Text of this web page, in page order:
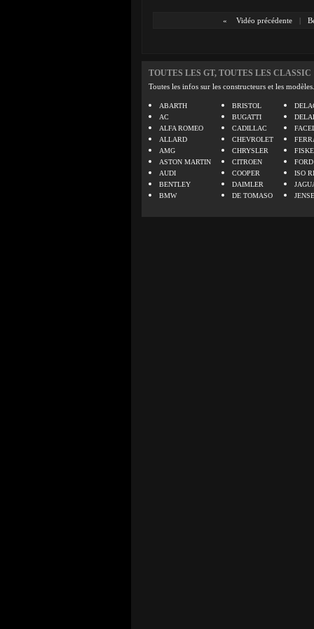
« Vidéo précédente |
TOUTES LES GT, TOUTES LES CLASSIC
Toutes les infos sur les constructeurs et les modèles.
ABARTH
AC
ALFA ROMEO
ALLARD
AMG
ASTON MARTIN
AUDI
BENTLEY
BMW
BRISTOL
BUGATTI
CADILLAC
CHEVROLET
CHRYSLER
CITROEN
COOPER
DAIMLER
DE TOMASO
FORD
ISO